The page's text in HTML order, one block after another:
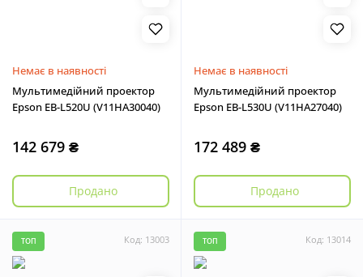
Немає в наявності
Мультимедійний проектор
Epson EB-L520U (V11HA30040)
142 679 ₴
Продано
Немає в наявності
Мультимедійний проектор
Epson EB-L530U (V11HA27040)
172 489 ₴
Продано
Код: 13003
ТОП Код: 13014
ТОП